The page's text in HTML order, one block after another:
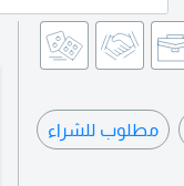
مطلوب للشراء